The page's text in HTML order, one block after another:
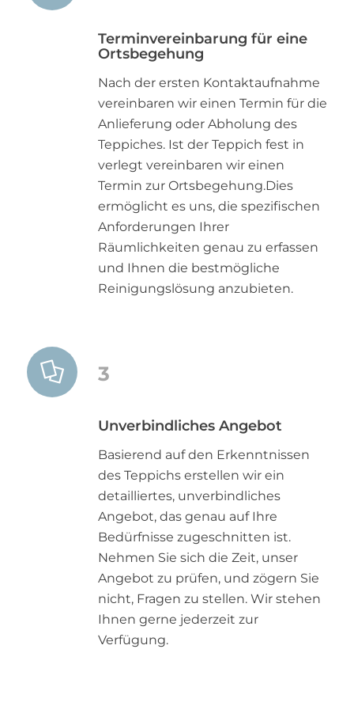
Terminvereinbarung für eine
Ortsbegehung
Nach der ersten Kontaktaufnahme
vereinbaren wir einen Termin für die
Anlieferung oder Abholung des
Teppiches. Ist der Teppich fest in
verlegt vereinbaren wir einen
Termin zur Ortsbegehung.Dies
ermöglicht es uns, die spezifischen
Anforderungen Ihrer
Räumlichkeiten genau zu erfassen
und Ihnen die bestmögliche
Reinigungslösung anzubieten.
3
Unverbindliches Angebot
Basierend auf den Erkenntnissen
des Teppichs erstellen wir ein
detailliertes, unverbindliches
Angebot, das genau auf Ihre
Bedürfnisse zugeschnitten ist.
Nehmen Sie sich die Zeit, unser
Angebot zu prüfen, und zögern Sie
nicht, Fragen zu stellen. Wir stehen
Ihnen gerne jederzeit zur
Verfügung.